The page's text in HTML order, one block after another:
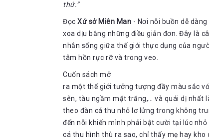
thứ.”
Đọc Xứ sở Miên Man - Nơi nỗi buồn dễ
xoa dịu bằng những điều giản đơn. Đây là
nhắn sống giữa thế giới thực dụng của
tâm hồn rực rỡ và trong veo.
Cuốn sách mở
ra một thế giới tưởng tượng đầy màu sắc
sên, tàu ngầm mặt trăng,… và quái dị nhất
theo đàn cá thu nhỏ lơ lửng trong không
đến nỗi khiến mình phải bật cười tại lúc
cá thu hình thù ra sao, chỉ thấy mẹ hay kho